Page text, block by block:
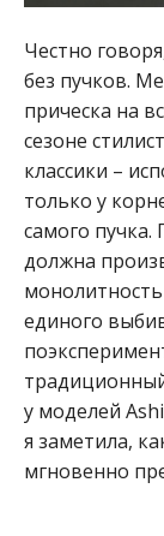
Честно
без пучков.
прическа на
сезоне
классики –
только у
самого пучка.
должна
единого
у моделей
я заметила,
мгновенно